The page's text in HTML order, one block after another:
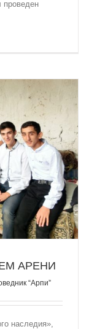
проведен
АРЕНИ
“Арпи”
наследия»,